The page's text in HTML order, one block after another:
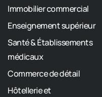
Immobilier commercial
Enseignement supérieur
Santé & Établissements
médicaux
Commerce de détail
Hôtellerie et